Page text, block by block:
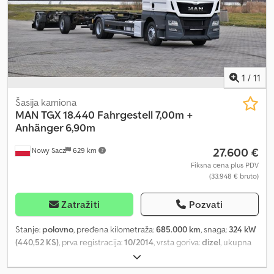
kg – 35 q.li Zapremina – 2.287 cm³ Snaga – 120 KS – 85 kW Cena :
34.000,00 € + PDV
1 / 11
Nowy Sacz 629 km
Šasija kamiona
MAN TGX 18.440 Fahrgestell 7,00m +
Anhänger 6,90m
27.600 €
Fiksna cena plus PDV
(33.948 € bruto)
Zatražiti Pozvati
Stanje: polovno, pređena kilometraža:685.000 km, snaga: 324 kW
(440,52 KS), prva registracija:10/2014, vrsta goriva:dizel, ukupna
, konfiguracija osovina:
retarder, boja:bela, tip prenosa:automatski, dužina tovarnog